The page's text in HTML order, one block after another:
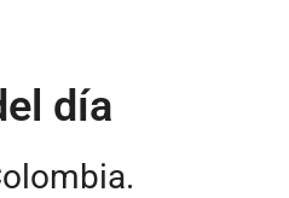
día